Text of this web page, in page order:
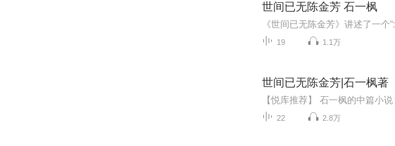
世间已无陈金芳 石一枫
19 1.1万
世间已无陈金芳|石一枫著
22 2.8万